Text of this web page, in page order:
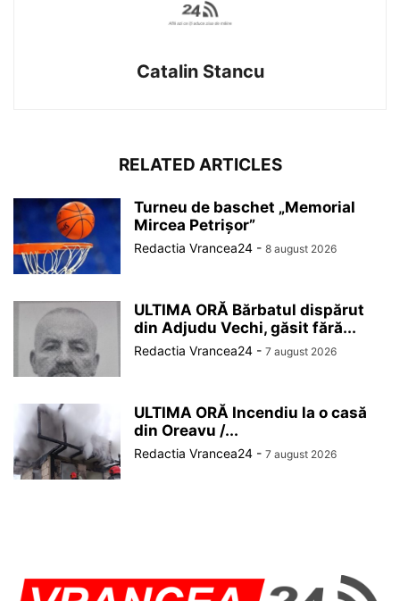
Catalin Stancu
RELATED ARTICLES
Turneu de baschet „Memorial
Mircea Petrișor”
Redactia Vrancea24 - 8 august 2026
ULTIMA ORĂ Bărbatul dispărut
din Adjudu Vechi, găsit fără...
Redactia Vrancea24 - 7 august 2026
ULTIMA ORĂ Incendiu la o casă
din Oreavu /...
Redactia Vrancea24 - 7 august 2026